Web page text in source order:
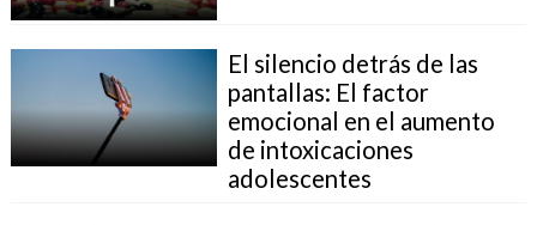
El silencio detrás de las
pantallas: El factor
emocional en el aumento
de intoxicaciones
adolescentes